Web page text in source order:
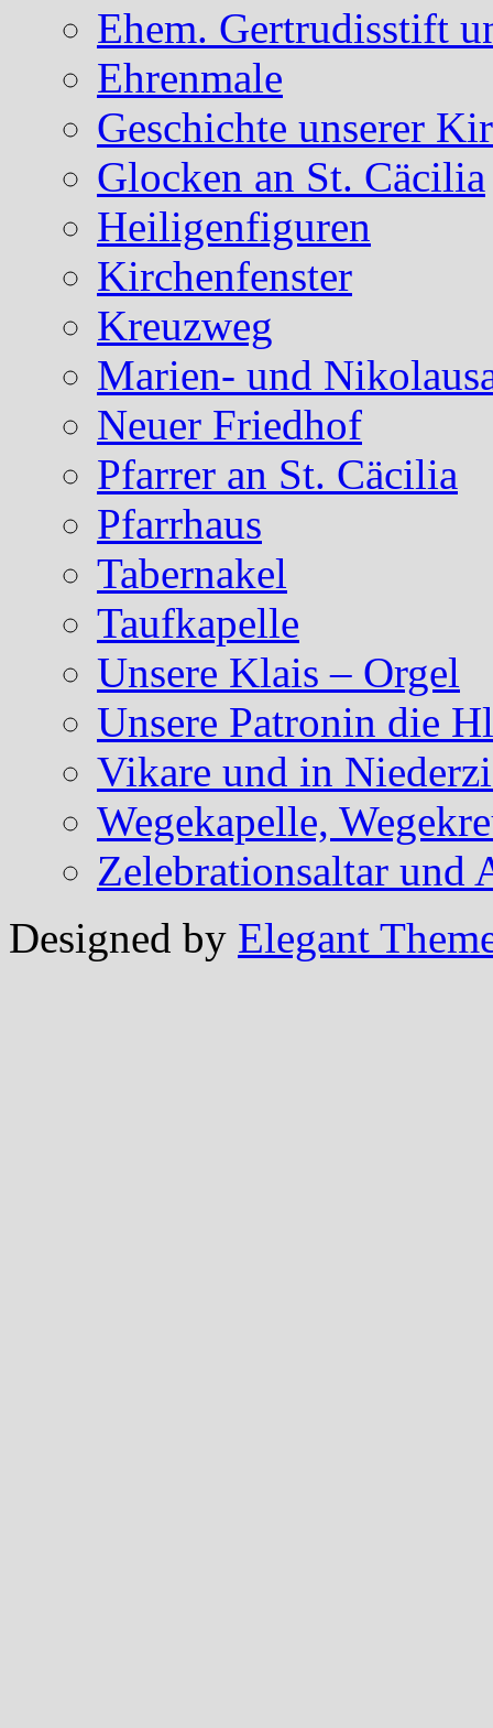
Ehem. Gertrudisstift
Ehrenmale
Geschichte unserer
Glocken an St. Cäcilia
Heiligenfiguren
Kirchenfenster
Kreuzweg
Marien- und
Neuer Friedhof
Pfarrer an St. Cäcilia
Pfarrhaus
Tabernakel
Taufkapelle
Unsere Klais – Orgel
Unsere Patronin die
Vikare und in
Wegekapelle,
Zelebrationsaltar und
Designed by Elegant